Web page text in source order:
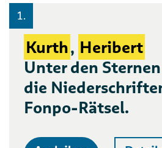
1.
Kurth, Heribert
Unter den
die
Fonpo-Rätsel.